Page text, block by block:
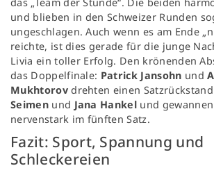
und blieben in den Schweizer Runden
ungeschlagen. Auch wenn es am Ende
reichte, ist dies gerade für die junge
Livia ein toller Erfolg. Den krönenden
das Doppelfinale: Patrick Jansohn und
Mukhtorovdrehten einen
Seimenund Jana Hankel und
nervenstark im fünften Satz.
Fazit: Sport, Spannung und
Schleckereien